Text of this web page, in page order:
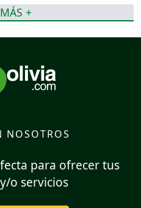
+
NOSOTROS
para ofrecer tus
o servicios